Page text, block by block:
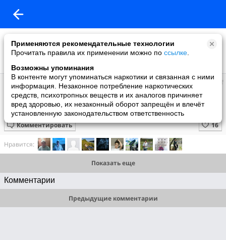
Применяются рекомендательные технологии
Прочитать правила их применении можно по ссылке
Возможны упоминания
В контенте могут упоминаться наркотики и связанная с ними
информация. Незаконное потребление наркотических
средств, психотропных веществ и их аналогов причиняет
вред здоровью, их незаконный оборот запрещён и влечёт
установленную законодательством ответственность
Мир
добавил видео
1 июня
Когда на свадьбе стало скучно
Комментировать
Нравится:
Показать еще
Комментарии
Предыдущие комментарии